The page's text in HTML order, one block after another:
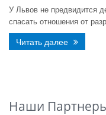
У Львов не предвидится
спасать отношения от
Читать далее
Наши